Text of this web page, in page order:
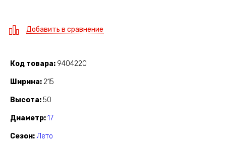
Добавить в сравнение
Код товара 9404220
Ширина 215
Высота 50
Диаметр 17
Сезон Лето